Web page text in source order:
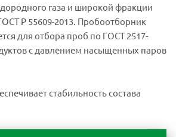
газа и широкой фракции
Р 55609-2013. Пробоотборник
для отбора проб по ГОСТ 2517-
с давлением насыщенных паров
стабильность состава